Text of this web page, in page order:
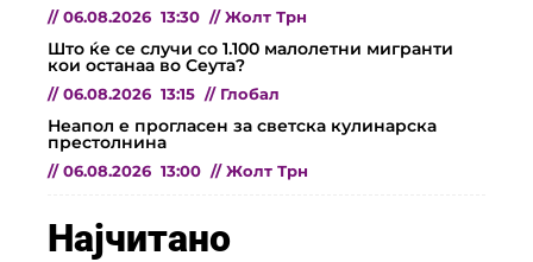
// 06.08.2026 13:30 // Жолт Трн
Што ќе се случи со 1.100 малолетни мигранти
кои останаа во Сеута?
// 06.08.2026 13:15 // Глобал
Неапол е прогласен за светска кулинарска
престолнина
// 06.08.2026 13:00 // Жолт Трн
Најчитано